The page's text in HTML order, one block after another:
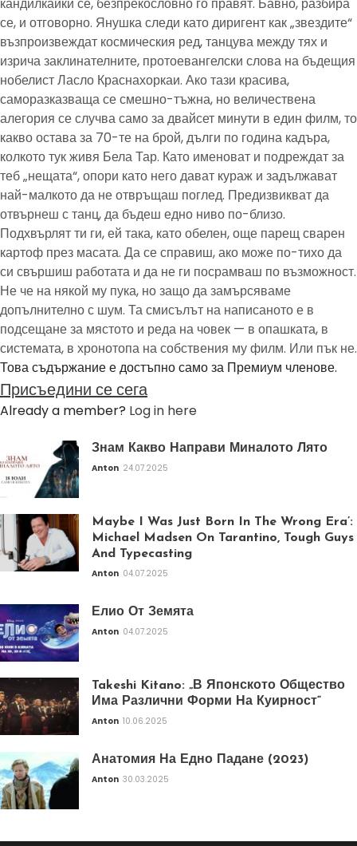
кандилкайки се, безпрекословно го правят. Бавно, разбира
се, и отговорно. Янушка следи като диригент как „звездите“
възпроизвеждат космическия ред, танцува между тях и
изрича заклинателните, протоевангелски слова на бъдещия
нобелист Ласло Краснахоркаи. Ако тази красива,
саморазказваща се смешно-тъжна, но величествена
алегория се случва само за двайсет минути в един филм, то
какво остава за 70-те на брой, дълги по година кадъра,
колкото тук живя Бела Тар. Като именоват и подреждат за
теб „нещата“, опори като него дават кураж и задължават
най-малкото да не отвръщаш поглед. Предизвикват да
отвърнеш с танц, да бъдеш едно ниво по-близо.
Подхвърлят ти ги, ей така, като обелен, още парещ сварен
картоф през масата. Да се справиш, ако може по-тихо да
си свършиш работата и да не ги посрамваш по възможност.
Не че на някой му пука, но защо да замърсяваме
допълнително с шум. Та смисълът на написаното е в
подсещане за мястото и реда на човек — в опашката, в
системата, в хронотопа на собствения му филм. Или пък не.
Това съдържание е достъпно само за Премиум членове.
Присъедини се сега
Already a member? Log in here
Знам Какво Направи Миналото Лято
Anton 24.07.2025
Maybe I Was Just Born In The Wrong Era’:
Michael Madsen On Tarantino, Tough Guys
And Typecasting
Anton 04.07.2025
Елио От Земята
Anton 04.07.2025
Takeshi Kitano: „В Японското Общество
Има Различни Форми На Куирност“
Anton 10.06.2025
Анатомия На Едно Падане (2023)
Anton 30.03.2025